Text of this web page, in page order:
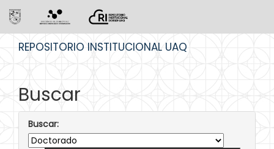
REPOSITORIO INSTITUCIONAL UAQ
Buscar
Buscar: